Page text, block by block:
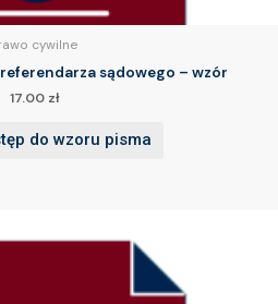
cywilne
sądowego – wzór
17.00 zł
do wzoru pisma